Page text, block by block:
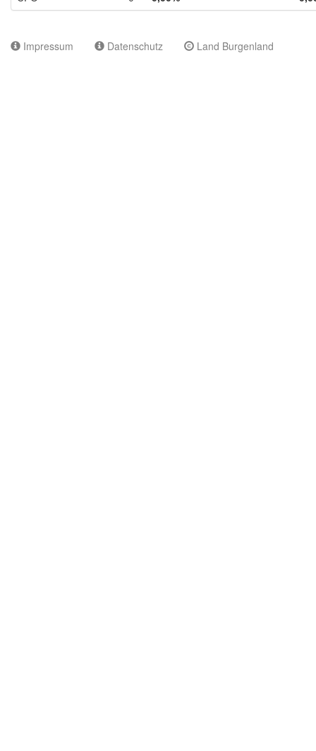
Impressum Datenschutz Land Burgenland